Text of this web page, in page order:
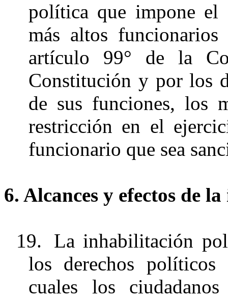
política que impone el
más altos
artículo 99° de la
Constitución y por los
de sus funciones, los
restricción en el
funcionario que sea
6. Alcances y efectos de
19.
La inhabilitación
los derechos
cuales los